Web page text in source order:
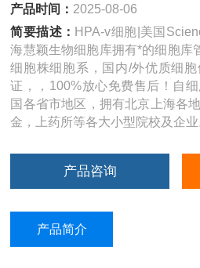
产品时间： 2025-08-06
简要描述： HPA-v细胞|美国
海慧颖生物细胞库拥有*的细胞库
细胞株细胞系，国内/外优质细
证，，100%放心免费售后！自
国各省市地区，拥有北京上海各
金，上药所等各大小型院校及企业
产品咨询
产品简介